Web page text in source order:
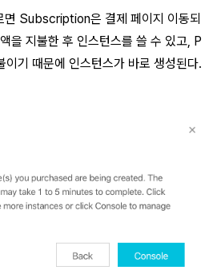
Subscription은 결제 페이지 이동되
을 지불한 후 인스턴스를 쓸 수 있고, P
기 때문에 인스턴스가 바로 생성된다.